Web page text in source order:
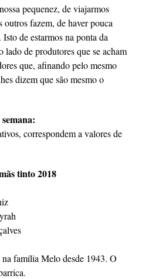
pequenez, de viajarmos
fazem, de haver pouca
de estarmos na ponta da
lado de produtores que se acham
que, afinando pelo mesmo
dizem que são mesmo o
correspondem a valores de
tinto 2018
família Melo desde 1943. O